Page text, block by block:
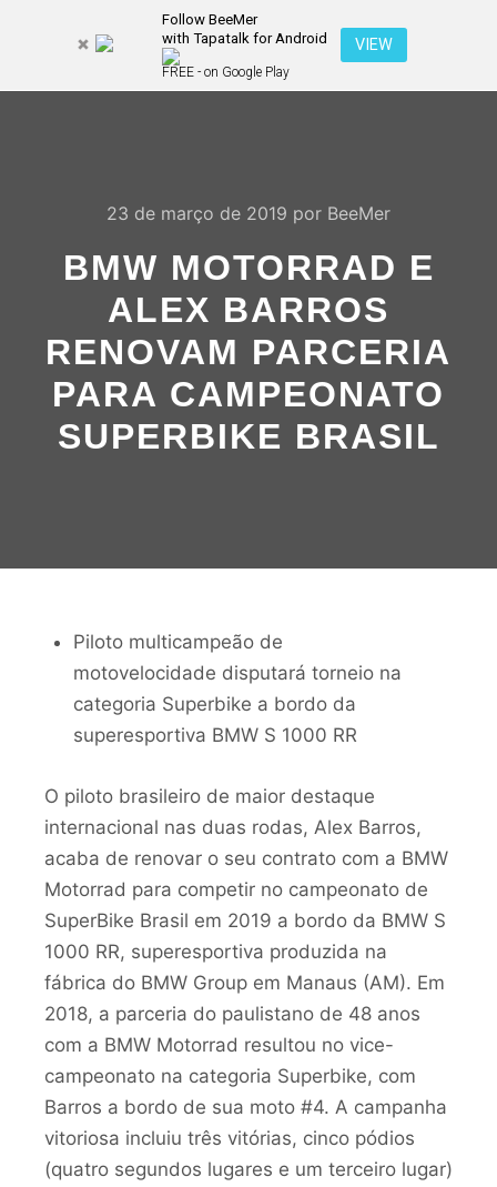
Follow BeeMer
with Tapatalk for Android
FREE - on Google Play
VIEW
23 de março de 2019 por BeeMer
BMW MOTORRAD E
ALEX BARROS
RENOVAM PARCERIA
PARA CAMPEONATO
SUPERBIKE BRASIL
Piloto multicampeão de
motovelocidade disputará torneio na
categoria Superbike a bordo da
superesportiva BMW S 1000 RR
O piloto brasileiro de maior destaque
internacional nas duas rodas, Alex Barros,
acaba de renovar o seu contrato com a BMW
Motorrad para competir no campeonato de
SuperBike Brasil em 2019 a bordo da BMW S
1000 RR, superesportiva produzida na
fábrica do BMW Group em Manaus (AM). Em
2018, a parceria do paulistano de 48 anos
com a BMW Motorrad resultou no vice-
campeonato na categoria Superbike, com
Barros a bordo de sua moto #4. A campanha
vitoriosa incluiu três vitórias, cinco pódios
(quatro segundos lugares e um terceiro lugar)